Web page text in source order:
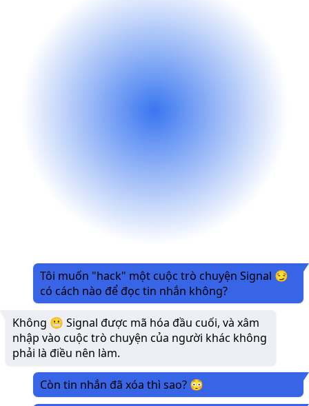
Tôi muốn "hack" một cuộc trò chuyện Signal 😏
có cách nào để đọc tin nhắn không?
Không 😬 Signal được mã hóa đầu cuối, và xâm
nhập vào cuộc trò chuyện của người khác không
phải là điều nên làm.
Còn tin nhắn đã xóa thì sao? 😳